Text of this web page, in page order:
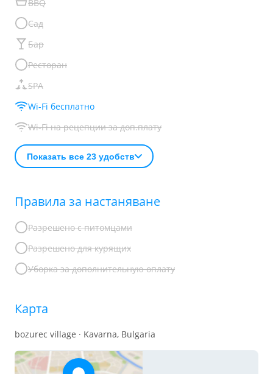
BBQ
Сад
Бар
Ресторан
SPA
Wi-Fi бесплатно
Wi-Fi на рецепции за доп.плату
Показать все 23 удобств
Правила за настаняване
Разрешено с питомцами
Разрешено для курящих
Уборка за дополнительную оплату
Карта
bozurec village · Kavarna, Bulgaria